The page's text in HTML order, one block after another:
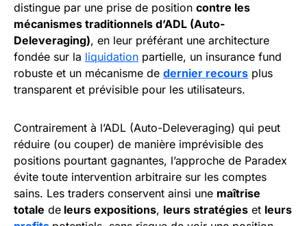
distingue par une prise de position contre les
mécanismes traditionnels d’ADL (Auto-
Deleveraging), en leur préférant une architecture
fondée sur la liquidation partielle, un insurance fund
robuste et un mécanisme de dernier recours plus
transparent et prévisible pour les utilisateurs.
Contrairement à l’ADL (Auto-Deleveraging) qui peut
réduire (ou couper) de manière imprévisible des
positions pourtant gagnantes, l’approche de Paradex
évite toute intervention arbitraire sur les comptes
sains. Les traders conservent ainsi une maîtrise
totale de leurs expositions, leurs stratégies et leurs